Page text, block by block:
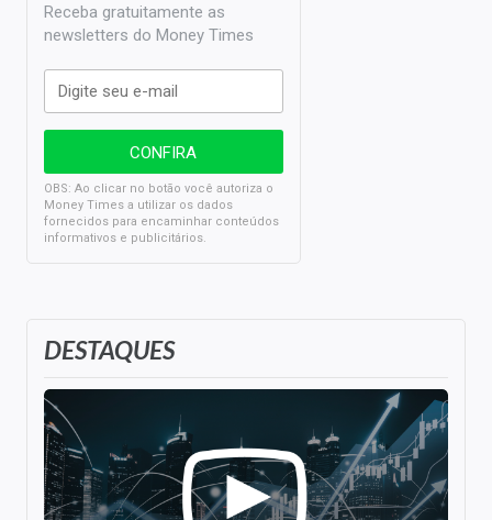
DESTAQUES
Receba gratuitamente as
newsletters do Money Times
OBS: Ao clicar no botão você autoriza o
Money Times a utilizar os dados
fornecidos para encaminhar conteúdos
informativos e publicitários.